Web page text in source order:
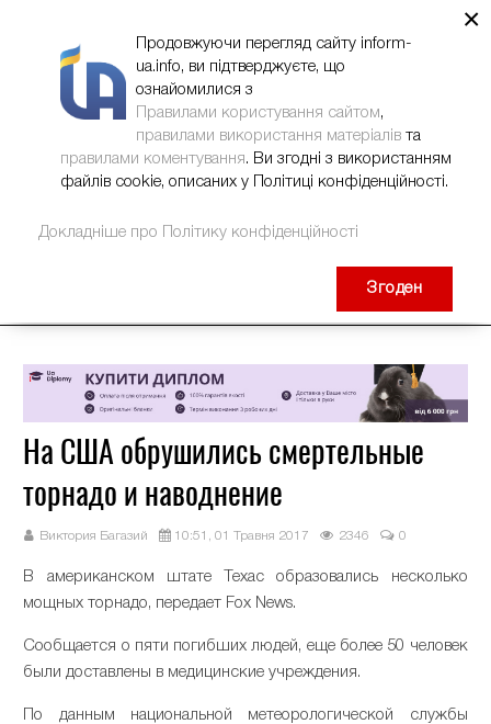
На США обрушились смертельные
торнадо и наводнение
Виктория Багазий 10:51, 01 Травня 2017 2346 0
В американском штате Техас образовались несколько
мощных торнадо, передает Fox News.
Сообщается о пяти погибших людей, еще более 50 человек
были доставлены в медицинские учреждения.
По данным национальной метеорологической службы
×
Продовжуючи перегляд сайту inform-
ua.info, ви підтверджуєте, що
ознайомилися з
Правилами користування сайтом,
правилами використання матеріалів та
правилами коментування. Ви згодні з використанням
файлів cookie, описаних у Політиці конфіденційності.
Докладніше про Політику конфіденційності
Згоден